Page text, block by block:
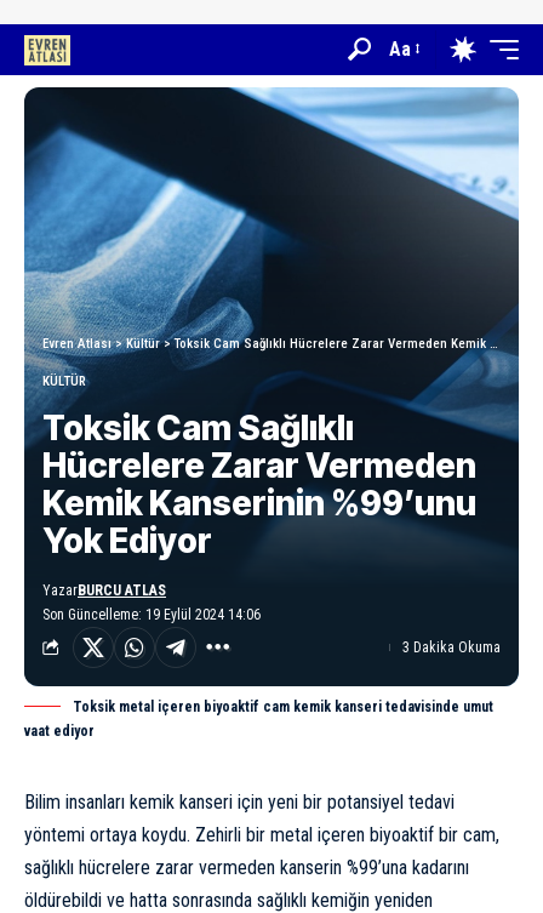
Aa
Evren Atlası>Kültür>Toksik Cam Sağlıklı Hücrelere Zarar Vermeden Kemik Kanserinin %99’unu Yok Ediyor
KÜLTÜR
Toksik Cam Sağlıklı
Hücrelere Zarar Vermeden
Kemik Kanserinin %99’unu
Yok Ediyor
Son Güncelleme: 19 Eylül 2024 14:06
YazarBURCU ATLAS
3 Dakika Okuma
Toksik metal içeren biyoaktif cam kemik kanseri tedavisinde umut
vaat ediyor
Bilim insanları kemik kanseri için yeni bir potansiyel tedavi
yöntemi ortaya koydu. Zehirli bir metal içeren biyoaktif bir cam,
sağlıklı hücrelere zarar vermeden kanserin %99’una kadarını
öldürebildi ve hatta sonrasında sağlıklı kemiğin yeniden